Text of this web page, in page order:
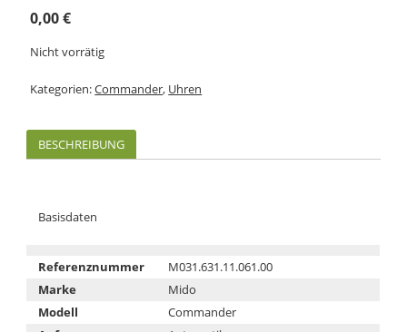
0,00€
Nicht vorrätig
Kategorien:Commander, Uhren
BESCHREIBUNG
Basisdaten
Referenznummer
M031.631.11.061.00
Marke
Mido
Modell
Commander